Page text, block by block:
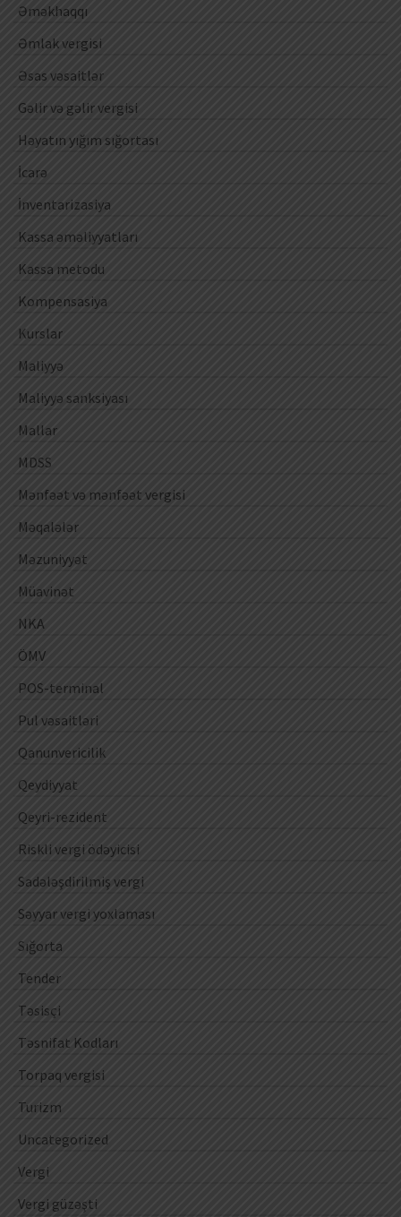
Əməkhaqqı
Əmlak vergisi
Əsas vəsaitlər
Gəlir və gəlir vergisi
Həyatın yığım sığortası
İcarə
İnventarizasiya
Kassa əməliyyatları
Kassa metodu
Kompensasiya
Kurslar
Maliyyə
Maliyyə sanksiyası
Mallar
MDSS
Mənfəət və mənfəət vergisi
Məqalələr
Məzuniyyət
Müavinət
NKA
ÖMV
POS-terminal
Pul vəsaitləri
Qanunvericilik
Qeydiyyat
Qeyri-rezident
Riskli vergi ödəyicisi
Sadələşdirilmiş vergi
Səyyar vergi yoxlaması
Sığorta
Tender
Təsisçi
Təsnifat Kodları
Torpaq vergisi
Turizm
Uncategorized
Vergi
Vergi güzəşti